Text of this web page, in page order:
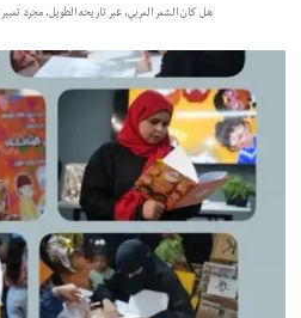
هل كان الشعر العربي، عبر تاريخه الطويل، مجرد